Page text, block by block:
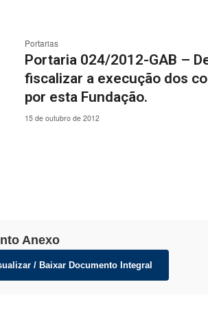
Portarias
Portaria 024/2012-GAB –
fiscalizar a execução dos
por esta Fundação.
15 de outubro de 2012
Anexo
/ Baixar Documento Integral